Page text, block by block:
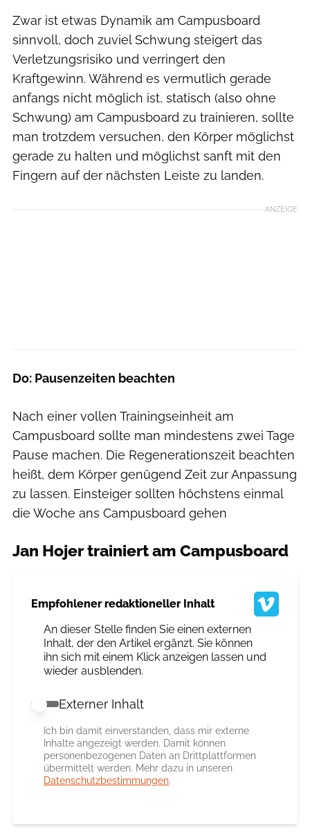
Zwar ist etwas Dynamik am Campusboard
sinnvoll, doch zuviel Schwung steigert das
Verletzungsrisiko und verringert den
Kraftgewinn. Während es vermutlich gerade
anfangs nicht möglich ist, statisch (also ohne
Schwung) am Campusboard zu trainieren, sollte
man trotzdem versuchen, den Körper möglichst
gerade zu halten und möglichst sanft mit den
Fingern auf der nächsten Leiste zu landen.
ANZEIGE
Do: Pausenzeiten beachten
Nach einer vollen Trainingseinheit am
Campusboard sollte man mindestens zwei Tage
Pause machen. Die Regenerationszeit beachten
heißt, dem Körper genügend Zeit zur Anpassung
zu lassen. Einsteiger sollten höchstens einmal
die Woche ans Campusboard gehen
Jan Hojer trainiert am Campusboard
Empfohlener redaktioneller Inhalt
An dieser Stelle finden Sie einen externen
Inhalt, der den Artikel ergänzt. Sie können
ihn sich mit einem Klick anzeigen lassen und
wieder ausblenden.
Externer Inhalt erlauben
Externer Inhalt
Ich bin damit einverstanden, dass mir externe
Inhalte angezeigt werden. Damit können
personenbezogenen Daten an Drittplattformen
übermittelt werden. Mehr dazu in unseren
Datenschutzbestimmungen.